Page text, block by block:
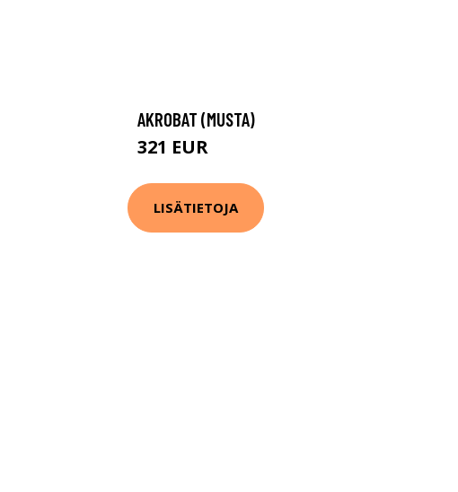
AKROBAT (MUSTA)
321 EUR
LISÄTIETOJA